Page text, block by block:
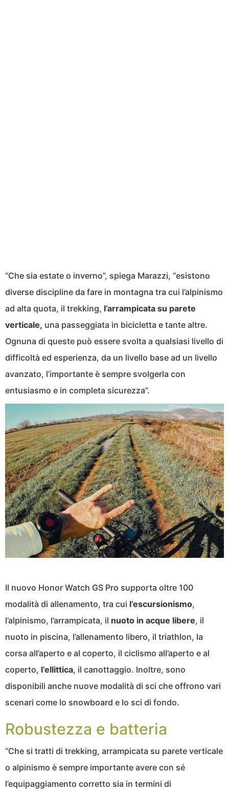
“Che sia estate o inverno”, spiega Marazzi, “esistono
diverse discipline da fare in montagna tra cui l’alpinismo
ad alta quota, il trekking, l’arrampicata su parete
verticale, una passeggiata in bicicletta e tante altre.
Ognuna di queste può essere svolta a qualsiasi livello di
difficoltà ed esperienza, da un livello base ad un livello
avanzato, l’importante è sempre svolgerla con
entusiasmo e in completa sicurezza”.
Il nuovo Honor Watch GS Pro supporta oltre 100
modalità di allenamento, tra cui l’escursionismo,
l’alpinismo, l’arrampicata, il nuoto in acque libere, il
nuoto in piscina, l’allenamento libero, il triathlon, la
corsa all’aperto e al coperto, il ciclismo all’aperto e al
coperto, l’ellittica, il canottaggio. Inoltre, sono
disponibili anche nuove modalità di sci che offrono vari
scenari come lo snowboard e lo sci di fondo.
Robustezza e batteria
“Che si tratti di trekking, arrampicata su parete verticale
o alpinismo è sempre importante avere con sé
l’equipaggiamento corretto sia in termini di